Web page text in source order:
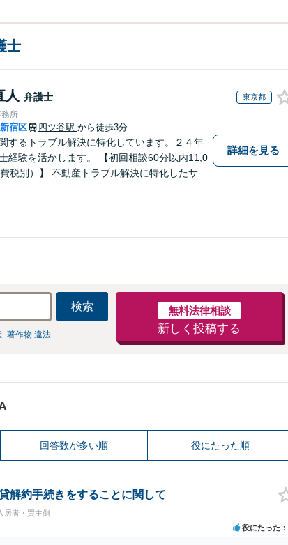
士
人 弁護士 東京都
所
新宿区 四ツ谷駅 から徒歩3分
するトラブル解決に特化しています。２４年
経験を活かします。 【初回相談60分以内11,0
税別）】 不動産トラブル解決に特化したサイ
詳細を見る
検索
著作物 違法
無料法律相談
新しく投稿する
回答数が多い順 役にたった順
解約手続きをすることに関して
居者・買主側
役にたった